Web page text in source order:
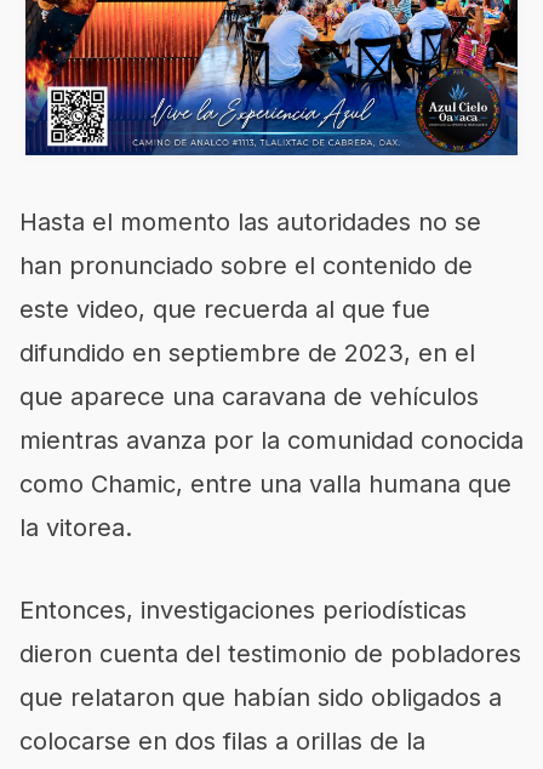
Hasta el momento las autoridades no se
han pronunciado sobre el contenido de
este video, que recuerda al que fue
difundido en septiembre de 2023, en el
que aparece una caravana de vehículos
mientras avanza por la comunidad conocida
como Chamic, entre una valla humana que
la vitorea.
Entonces, investigaciones periodísticas
dieron cuenta del testimonio de pobladores
que relataron que habían sido obligados a
colocarse en dos filas a orillas de la